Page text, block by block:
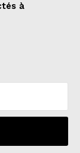
à